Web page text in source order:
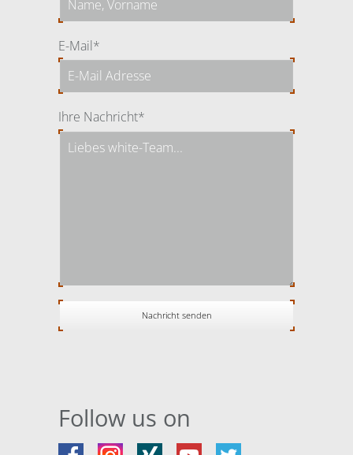
Pflichtfeld
E-Mail*
Pflichtfeld
Ihre Nachricht*
Follow us on